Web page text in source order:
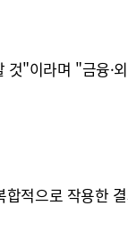
"이라며 "금융·
적으로 작용한